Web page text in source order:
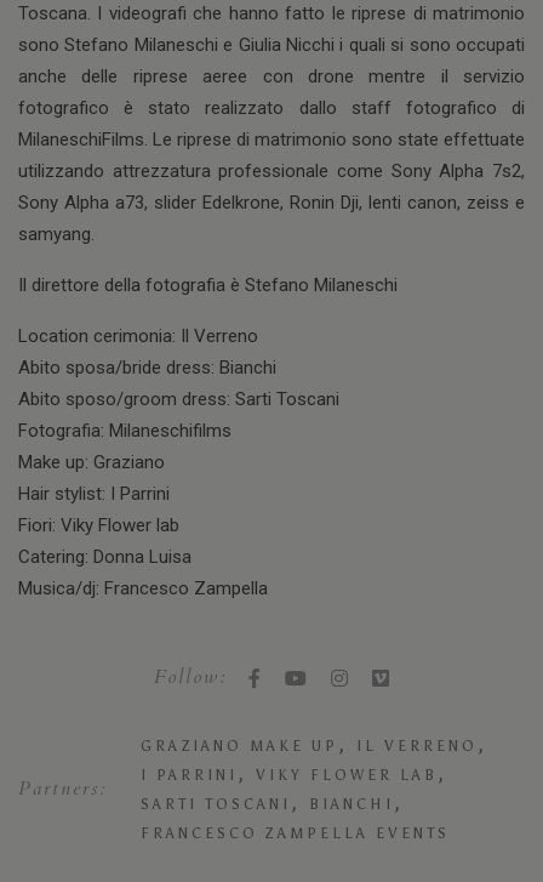
Toscana. I videografi che hanno fatto le riprese di matrimonio
sono Stefano Milaneschi e Giulia Nicchi i quali si sono occupati
anche delle riprese aeree con drone mentre il servizio
fotografico è stato realizzato dallo staff fotografico di
MilaneschiFilms. Le riprese di matrimonio sono state effettuate
utilizzando attrezzatura professionale come Sony Alpha 7s2,
Sony Alpha a73, slider Edelkrone, Ronin Dji, lenti canon, zeiss e
samyang.
Il direttore della fotografia è Stefano Milaneschi
Location cerimonia: Il Verreno
Abito sposa/bride dress: Bianchi
Abito sposo/groom dress: Sarti Toscani
Fotografia: Milaneschifilms
Make up: Graziano
Hair stylist: I Parrini
Fiori: Viky Flower lab
Catering: Donna Luisa
Musica/dj: Francesco Zampella
Follow:
Partners:
GRAZIANO MAKE UP , IL VERRENO ,
I PARRINI , VIKY FLOWER LAB ,
SARTI TOSCANI , BIANCHI ,
FRANCESCO ZAMPELLA EVENTS